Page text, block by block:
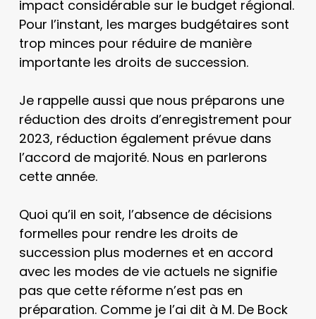
impact considérable sur le budget régional.
Pour l’instant, les marges budgétaires sont
trop minces pour réduire de manière
importante les droits de succession.
Je rappelle aussi que nous préparons une
réduction des droits d’enregistrement pour
2023, réduction également prévue dans
l’accord de majorité. Nous en parlerons
cette année.
Quoi qu’il en soit, l’absence de décisions
formelles pour rendre les droits de
succession plus modernes et en accord
avec les modes de vie actuels ne signifie
pas que cette réforme n’est pas en
préparation. Comme je l’ai dit à M. De Bock